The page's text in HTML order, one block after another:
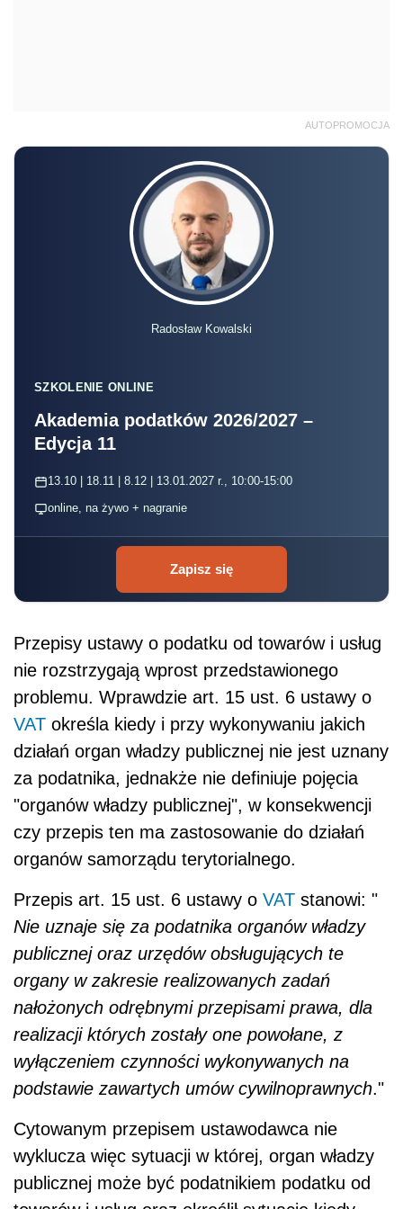
AUTOPROMOCJA
Radosław Kowalski
SZKOLENIE ONLINE
Akademia podatków 2026/2027 –
Edycja 11
13.10 | 18.11 | 8.12 | 13.01.2027 r., 10:00-15:00
online, na żywo + nagranie
Zapisz się
Przepisy ustawy o podatku od towarów i usług
nie rozstrzygają wprost przedstawionego
problemu. Wprawdzie art. 15 ust. 6 ustawy o
VAT określa kiedy i przy wykonywaniu jakich
działań organ władzy publicznej nie jest uznany
za podatnika, jednakże nie definiuje pojęcia
"organów władzy publicznej", w konsekwencji
czy przepis ten ma zastosowanie do działań
organów samorządu terytorialnego.
Przepis art. 15 ust. 6 ustawy o VAT stanowi: "
Nie uznaje się za podatnika organów władzy
publicznej oraz urzędów obsługujących te
organy w zakresie realizowanych zadań
nałożonych odrębnymi przepisami prawa, dla
realizacji których zostały one powołane, z
wyłączeniem czynności wykonywanych na
podstawie zawartych umów cywilnoprawnych."
Cytowanym przepisem ustawodawca nie
wyklucza więc sytuacji w której, organ władzy
publicznej może być podatnikiem podatku od